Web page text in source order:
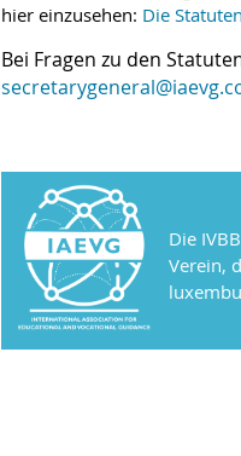
hier einzusehen: Die
Bei Fragen zu den
Die
Verein,